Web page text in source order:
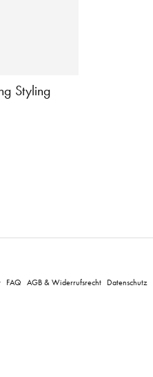
Styling
FAQ AGB & Widerrufsrecht Datenschutz